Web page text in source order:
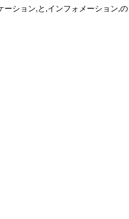
ション,と,インフォメーション,の